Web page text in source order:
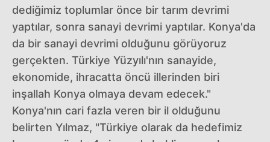
dediğimiz toplumlar önce bir tarım devrimi
yaptılar, sonra sanayi devrimi yaptılar. Konya'da
da bir sanayi devrimi olduğunu görüyoruz
gerçekten. Türkiye Yüzyılı'nın sanayide,
ekonomide, ihracatta öncü illerinden biri
inşallah Konya olmaya devam edecek."
Konya'nın cari fazla veren bir il olduğunu
belirten Yılmaz, "Türkiye olarak da hedefimiz